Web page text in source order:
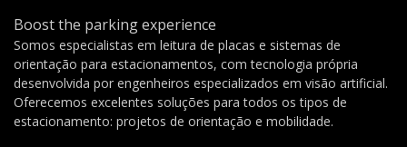
Boost the parking experience
Somos especialistas em leitura de placas e sistemas de
orientação para estacionamentos, com tecnologia própria
desenvolvida por engenheiros especializados em visão artificial.
Oferecemos excelentes soluções para todos os tipos de
estacionamento: projetos de orientação e mobilidade.